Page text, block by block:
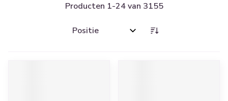
Producten 1-24van 3155
Sorteer op: